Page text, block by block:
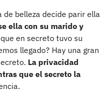
belleza decide parir ella
ella con su marido y
en secreto tuvo su
llegado? Hay una gran
La privacidad
que el secreto la